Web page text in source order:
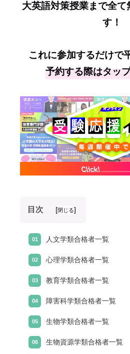
大英語対策授業まで全て
す！
これに参加するだけで
予約する際はタッ
目次 [閉じる]
人文学類合格者一覧
心理学類合格者一覧
教育学類合格者一覧
障害科学類合格者一覧
生物学類合格者一覧
生物資源学類合格者一覧